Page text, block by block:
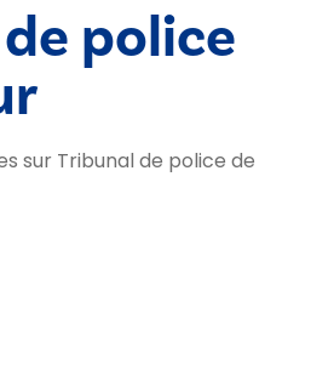
police
sur Tribunal de police de